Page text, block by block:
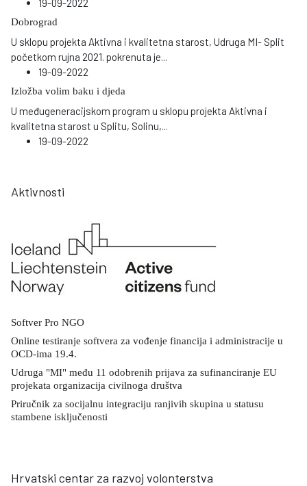
Dobrograd
U sklopu projekta Aktivna i kvalitetna starost, Udruga MI- Split
početkom rujna 2021. pokrenuta je
19-09-2022
Izložba volim baku i djeda
U međugeneracijskom program u sklopu projekta Aktivna i
kvalitetna starost u Splitu, Solinu,
19-09-2022
Aktivnosti
Softver Pro NGO
Online testiranje softvera za vođenje financija i administracije u
OCD-ima 19.4.
Udruga "MI" među 11 odobrenih prijava za sufinanciranje EU
projekata organizacija civilnoga društva
Priručnik za socijalnu integraciju ranjivih skupina u statusu
stambene isključenosti
Hrvatski centar za razvoj volonterstva